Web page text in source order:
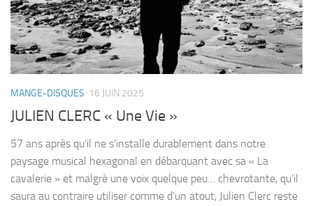
MANGE-DISQUES 16 JUIN 2025
JULIEN CLERC « Une Vie »
57 ans après qu’il ne s’installe durablement dans notre
paysage musical hexagonal en débarquant avec sa « La
cavalerie » et malgrè une voix quelque peu… chevrotante, qu’il
saura au contraire utiliser comme d’un atout, Julien Clerc reste